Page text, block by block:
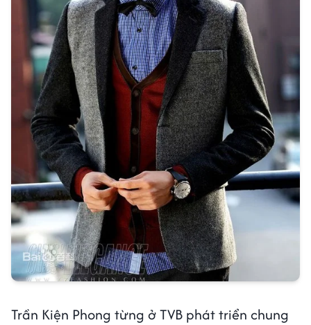
Trần Kiện Phong từng ở TVB phát triển chung